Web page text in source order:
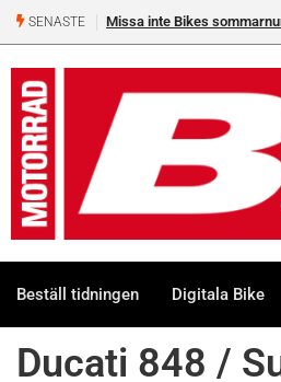
SENASTE Missa inte Bikes
Beställ tidningen Digitala Bike
Ducati 848 /